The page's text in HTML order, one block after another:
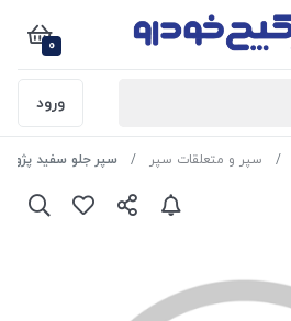
0
ورود
سپر و متعلقات سپر سپر جلو سفید پژو پارس 40114